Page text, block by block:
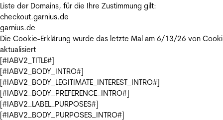
Liste der Domains, für die Ihre Zustimmung gilt:
checkout.garnius.de
garnius.de
Die Cookie-Erklärung wurde das letzte Mal am 6/13/26 von
aktualisiert
[#IABV2_TITLE#]
[#IABV2_BODY_INTRO#]
[#IABV2_BODY_LEGITIMATE_INTEREST_INTRO#]
[#IABV2_BODY_PREFERENCE_INTRO#]
[#IABV2_LABEL_PURPOSES#]
[#IABV2_BODY_PURPOSES_INTRO#]